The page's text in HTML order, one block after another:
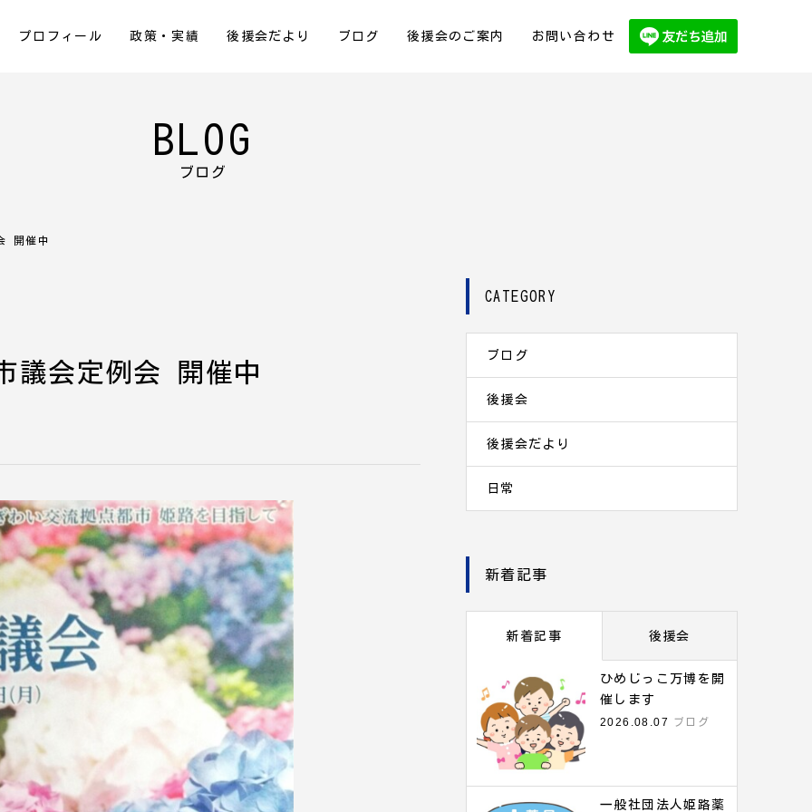
プロフィール 政策・実績 後援会だより ブログ 後援会のご案内 お問い合わせ
BLOG
ブログ
開催中
議会定例会 開催中
CATEGORY
ブログ
後援会
後援会だより
日常
新着記事
新着記事 後援会
ひめじっこ万博を開
催します
2026.08.07
ブログ
一般社団法人姫路薬